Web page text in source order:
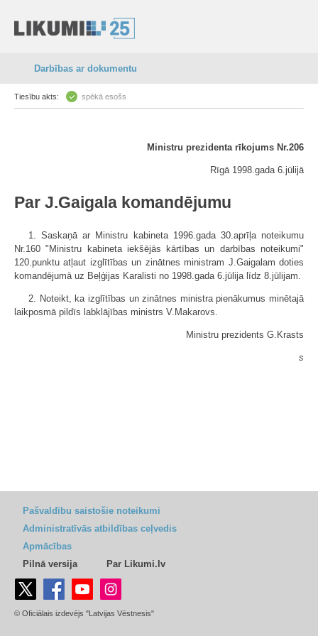
Darbības ar dokumentu
Tiesību akts: spēkā esošs
Ministru prezidenta rīkojums Nr.206
Rīgā 1998.gada 6.jūlijā
Par J.Gaigala komandējumu
1. Saskaņā ar Ministru kabineta 1996.gada 30.aprīļa noteikumu
Nr.160 "Ministru kabineta iekšējās kārtības un darbības noteikumi"
120.punktu atļaut izglītības un zinātnes ministram J.Gaigalam doties
komandējumā uz Beļģijas Karalisti no 1998.gada 6.jūlija līdz 8.jūlijam.
2. Noteikt, ka izglītības un zinātnes ministra pienākumus minētajā
laikposmā pildīs labklājības ministrs V.Makarovs.
Ministru prezidents G.Krasts
s
Pašvaldību saistošie noteikumi
Administratīvās atbildības ceļvedis
Apmācības
Pilnā versija
Par Likumi.lv
© Oficiālais izdevējs "Latvijas Vēstnesis"